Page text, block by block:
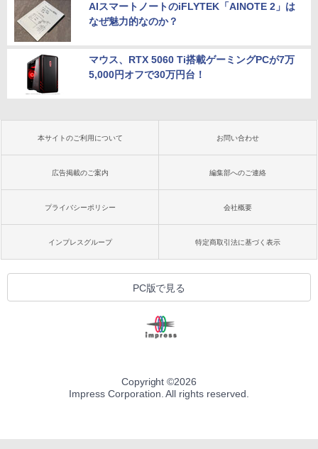
AIスマートノートのiFLYTEK「AINOTE 2」は
なぜ魅力的なのか？
マウス、RTX 5060 Ti搭載ゲーミングPCが7万
5,000円オフで30万円台！
本サイトのご利用について お問い合わせ
広告掲載のご案内 編集部へのご連絡
プライバシーポリシー 会社概要
インプレスグループ 特定商取引法に基づく表示
PC版で見る
Copyright ©2026
Impress Corporation. All rights reserved.